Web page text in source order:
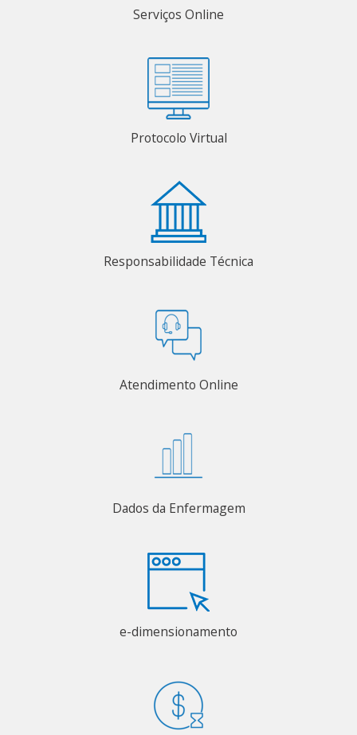
Serviços Online
Protocolo Virtual
Responsabilidade Técnica
Atendimento Online
Dados da Enfermagem
e-dimensionamento